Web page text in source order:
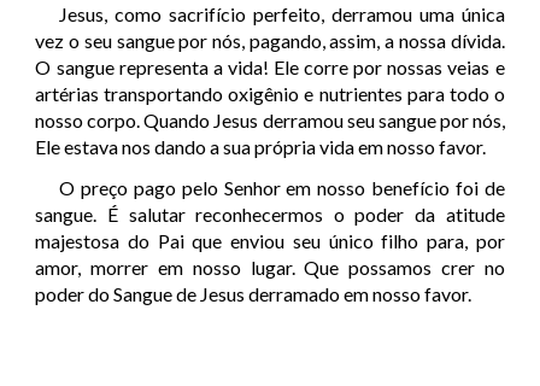
Jesus, como sacrifício perfeito, derramou uma única
vez o seu sangue por nós, pagando, assim, a nossa dívida.
O sangue representa a vida! Ele corre por nossas veias e
artérias transportando oxigênio e nutrientes para todo o
nosso corpo. Quando Jesus derramou seu sangue por nós,
Ele estava nos dando a sua própria vida em nosso favor.
O preço pago pelo Senhor em nosso benefício foi de
sangue. É salutar reconhecermos o poder da atitude
majestosa do Pai que enviou seu único filho para, por
amor, morrer em nosso lugar. Que possamos crer no
poder do Sangue de Jesus derramado em nosso favor.